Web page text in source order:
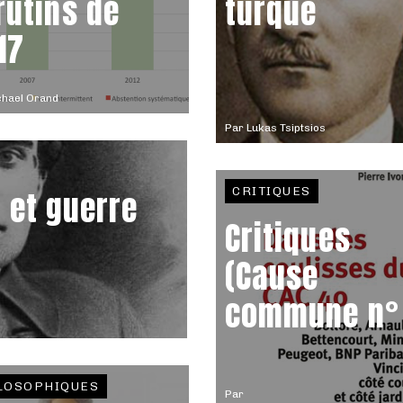
Orand
de
Par Lukas Tsiptsios
turque
et guerre
Par
CRITIQUES
Critiques
(Cause
commune